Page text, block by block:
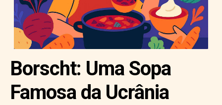
Borscht: Uma Sopa
Famosa da Ucrânia